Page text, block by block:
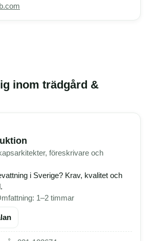
inom trädgård &
föreskrivare och
i Sverige? Krav, kvalitet och
1–2 timmar